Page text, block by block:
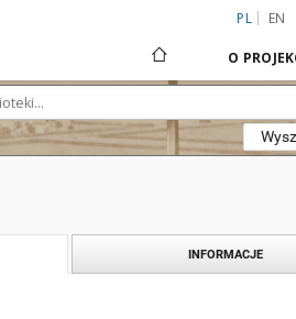
PL EN
O
INFORMACJE